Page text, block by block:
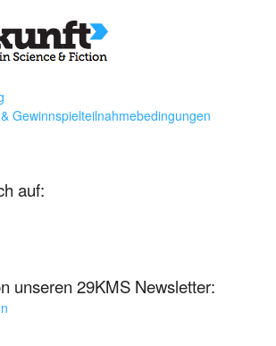
Gewinnspielteilnahmebedingungen
auf:
unseren 29KMS Newsletter: